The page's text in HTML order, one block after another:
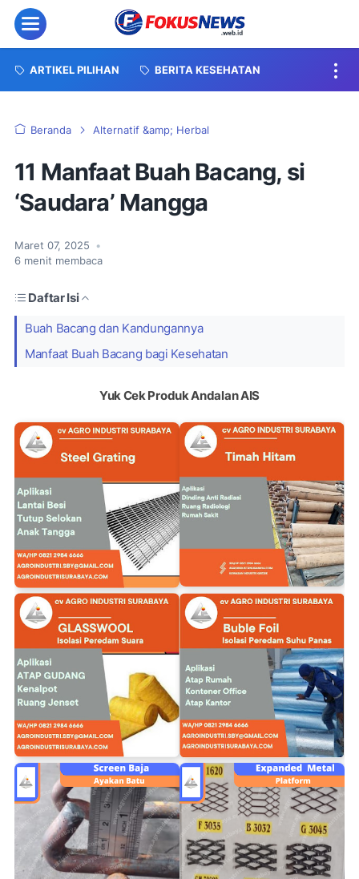
Menu
ARTIKEL PILIHAN BERITA KESEHATAN
Beranda Alternatif &amp; Herbal
11 Manfaat Buah Bacang, si
‘Saudara’ Mangga
Maret 07, 2025
•
6 menit membaca
Daftar Isi
Buah Bacang dan Kandungannya
Manfaat Buah Bacang bagi Kesehatan
Yuk Cek Produk Andalan AIS